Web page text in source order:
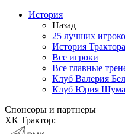
История
Назад
25 лучших
История Трактора
Все игроки
Все главные
Клуб Валерия
Клуб Юрия
Спонсоры и партнеры
ХК Трактор: